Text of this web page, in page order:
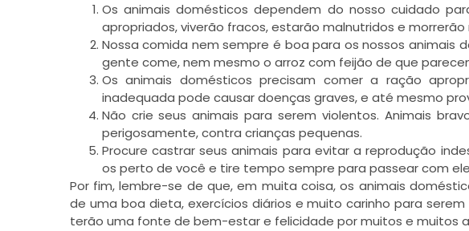
Os animais domésticos dependem do nosso cuidado
apropriados, viverão fracos, estarão malnutridos e morrerão
Nossa comida nem sempre é boa para os nossos animais
gente come, nem mesmo o arroz com feijão de que
Os animais domésticos precisam comer a ração
inadequada pode causar doenças graves, e até mesmo
Não crie seus animais para serem violentos. Animais
perigosamente, contra crianças pequenas.
Procure castrar seus animais para evitar a reprodução
os perto de você e tire tempo sempre para passear com
Por fim, lembre-se de que, em muita coisa, os animais
de uma boa dieta, exercícios diários e muito carinho para
terão uma fonte de bem-estar e felicidade por muitos e muitos